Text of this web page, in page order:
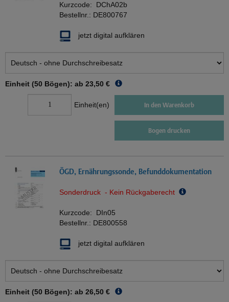
Kurzcode: DChA02b
Bestellnr.: DE800767
jetzt digital aufklären
Einheit (50 Bögen): ab 23,50 €
Einheit(en) In den Warenkorb
Bogen drucken
ÖGD, Ernährungssonde, Befunddokumentation
Sonderdruck - Kein Rückgaberecht
Kurzcode: DIn05
Bestellnr.: DE800558
jetzt digital aufklären
Einheit (50 Bögen): ab 26,50 €